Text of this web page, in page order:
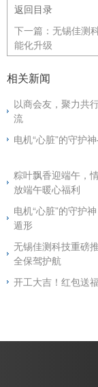
返回目录
下一篇： 无锡佳测
能化升级
相关新闻
以商会友，聚力共
流
电机“心脏”的守护
粽叶飘香迎端午，
放端午暖心福利
电机“心脏”的守护
遁形
无锡佳测科技重磅
全保驾护航
开工大吉！红包送